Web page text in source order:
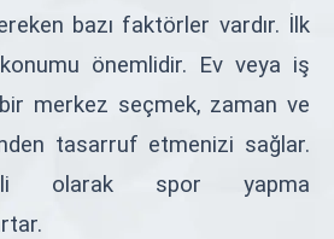
bazı faktörler vardır. İlk
önemlidir. Ev veya iş
merkez seçmek, zaman ve
tasarruf etmenizi sağlar.
olarak spor yapma